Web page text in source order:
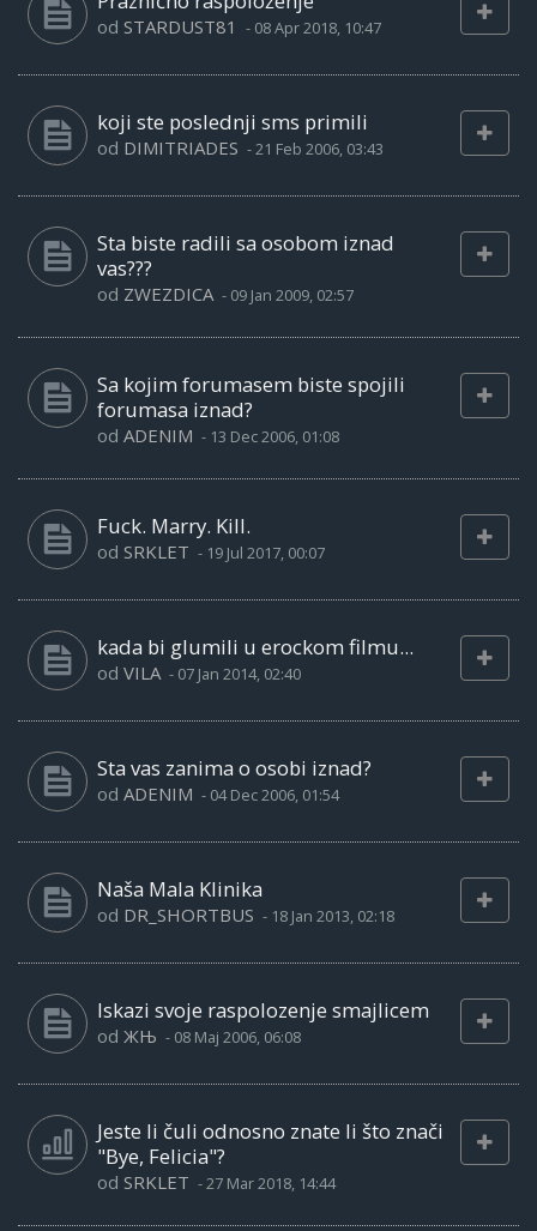
od STARDUST81 - 08 Apr 2018, 10:47
koji ste poslednji sms primili
od DIMITRIADES -21 Feb 2006, 03:43
Sta biste radili sa osobom iznad
vas???
od ZWEZDICA - 09 Jan 2009, 02:57
Sa kojim forumasem biste spojili
forumasa iznad?
od ADENIM - 13 Dec 2006, 01:08
Fuck. Marry. Kill.
od SRKLET - 19 Jul 2017, 00:07
kada bi glumili u erockom filmu...
od VILA - 07 Jan 2014, 02:40
Sta vas zanima o osobi iznad?
od ADENIM - 04 Dec 2006, 01:54
Naša Mala Klinika
od DR_SHORTBUS - 18 Jan 2013, 02:18
Iskazi svoje raspolozenje smajlicem
od ЖЊ - 08 Maj 2006, 06:08
Jeste li čuli odnosno znate li što znači
"Bye, Felicia"?
od SRKLET -27 Mar 2018, 14:44